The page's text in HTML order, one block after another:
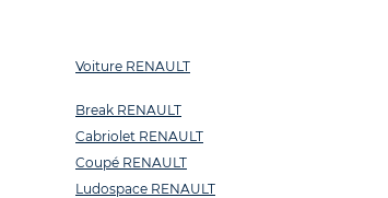
Voiture RENAULT
Break RENAULT
Cabriolet RENAULT
Coupé RENAULT
Ludospace RENAULT